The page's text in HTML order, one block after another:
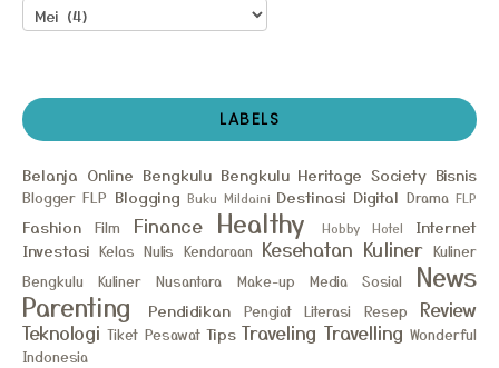
LABELS
Belanja Online Bengkulu Bengkulu Heritage Society Bisnis
Blogger FLP Blogging Buku Mildaini Destinasi Digital Drama FLP
Fashion Film Finance Healthy Hobby Hotel
Internet
Investasi Kelas Nulis Kendaraan Kesehatan Kuliner Kuliner
Bengkulu
Kuliner Nusantara Make-up Media Sosial
News
Parenting
Pendidikan Pengiat Literasi Resep
Review
Teknologi Tiket Pesawat Tips Traveling Travelling Wonderful
Indonesia